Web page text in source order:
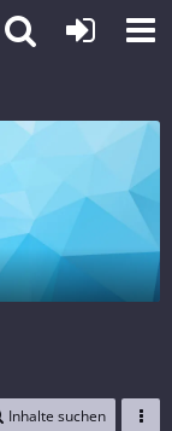
Inhalte suchen